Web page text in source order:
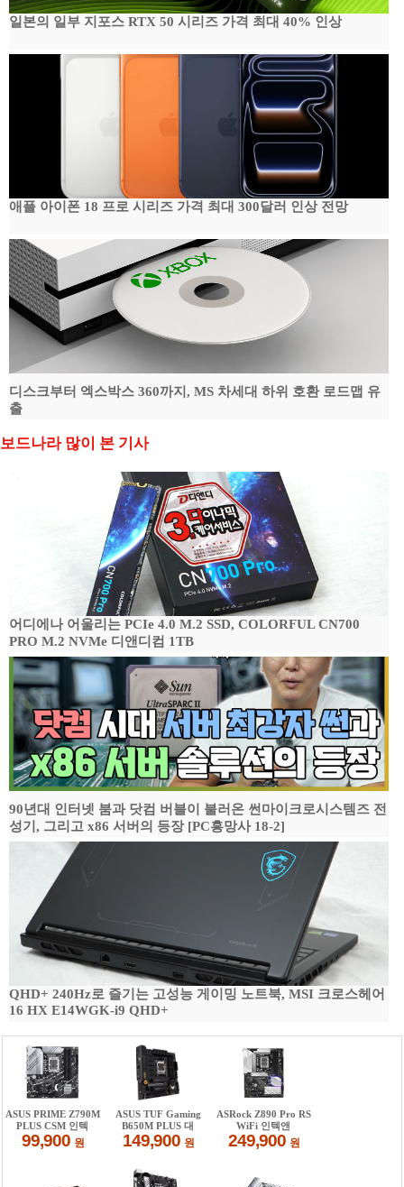
일본의 일부 지포스 RTX 50 시리즈 가격 최대 40% 인상
애플 아이폰 18 프로 시리즈 가격 최대 300달러 인상 전망
디스크부터 엑스박스 360까지, MS 차세대 하위 호환 로드맵 유
출
보드나라 많이 본 기사
어디에나 어울리는 PCIe 4.0 M.2 SSD, COLORFUL CN700
PRO M.2 NVMe 디앤디컴 1TB
90년대 인터넷 붐과 닷컴 버블이 불러온 썬마이크로시스템즈 전
성기, 그리고 x86 서버의 등장 [PC흥망사 18-2]
QHD+ 240Hz로 즐기는 고성능 게이밍 노트북, MSI 크로스헤어
16 HX E14WGK-i9 QHD+